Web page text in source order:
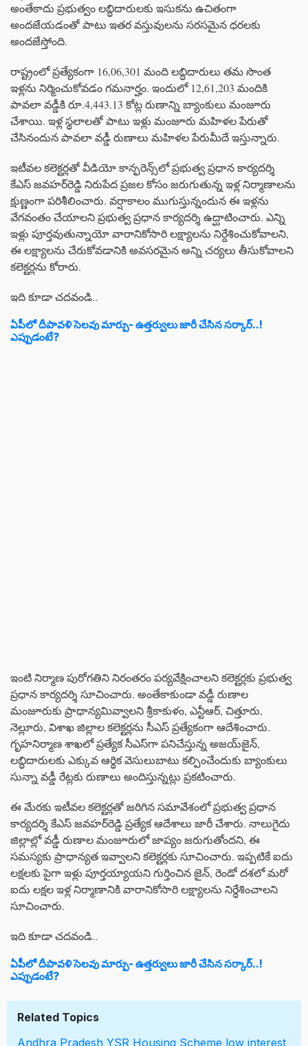
అంతేకాదు ప్రభుత్వం లబ్ధిదారులకు ఇసుకను ఉచితంగా
అందజేయడంతో పాటు ఇతర వస్తువులను సరసమైన ధరలకు
అందజేస్తోంది.
రాష్ట్రంలో ప్రత్యేకంగా 16,06,301 మంది లబ్ధిదారులు తమ సొంత
ఇళ్లను నిర్మించుకోవడం గమనార్హం. ఇందులో 12,61,203 మందికి
పావలా వడ్డీకి రూ.4,443.13 కోట్ల రుణాన్ని బ్యాంకులు మంజూరు
చేశాయి. ఇళ్ల స్థలాలతో పాటు ఇళ్లు మంజూరు మహిళల పేరుతో
చేసినందున పావలా వడ్డీ రుణాలు మహిళల పేరుమీదే ఇస్తున్నారు.
ఇటీవల కలెక్టర్లతో వీడియో కాన్ఫరెన్స్‌లో ప్రభుత్వ ప్రధాన కార్యదర్శి
కేఎస్‌ జవహర్‌రెడ్డి నిరుపేద ప్రజల కోసం జరుగుతున్న ఇళ్ల నిర్మాణాలను
క్షుణ్ణంగా పరిశీలించారు. వర్షాకాలం ముగుస్తున్నందున ఈ ఇళ్లను
వేగవంతం చేయాలని ప్రభుత్వ ప్రధాన కార్యదర్శి ఉద్ఘాటించారు. ఎన్ని
ఇళ్లు పూర్తవుతున్నాయో వారానికోసారి లక్ష్యాలను నిర్దేశించుకోవాలని,
ఈ లక్ష్యాలను చేరుకోవడానికి అవసరమైన అన్ని చర్యలు తీసుకోవాలని
కలెక్టర్లను కోరారు.
ఇది కూడా చదవండి..
ఏపీలో దీపావళి సెలవు మార్పు- ఉత్తర్వులు జారీ చేసిన సర్కార్..!
ఎప్పుడంటే?
ఇంటి నిర్మాణ పురోగతిని నిరంతరం పర్యవేక్షించాలని కలెక్టర్లకు ప్రభుత్వ
ప్రధాన కార్యదర్శి సూచించారు. అంతేకాకుండా వడ్డీ రుణాల
మంజూరుకు ప్రాధాన్యమివ్వాలని శ్రీకాకుళం, ఎన్టీఆర్, చిత్తూరు,
నెల్లూరు, విశాఖ జిల్లాల కలెక్టర్లను సీఎస్ ప్రత్యేకంగా ఆదేశించారు.
గృహనిర్మాణ శాఖలో ప్రత్యేక సీఎస్‌గా పనిచేస్తున్న అజయ్‌జైన్,
లబ్ధిదారులకు ఎక్కువ ఆర్థిక వెసులుబాటు కల్పించేందుకు బ్యాంకులు
సున్నా వడ్డీ రేట్లకు రుణాలు అందిస్తున్నట్లు ప్రకటించారు.
ఈ మేరకు ఇటీవల కలెక్టర్లతో జరిగిన సమావేశంలో ప్రభుత్వ ప్రధాన
కార్యదర్శి కేఎస్‌ జవహర్‌రెడ్డి ప్రత్యేక ఆదేశాలు జారీ చేశారు. నాలుగైదు
జిల్లాల్లో వడ్డీ రుణాల మంజూరులో జాప్యం జరుగుతోందని, ఈ
సమస్యకు ప్రాధాన్యత ఇవ్వాలని కలెక్టర్లకు సూచించారు. ఇప్పటికే ఐదు
లక్షలకు పైగా ఇళ్లు పూర్తయ్యాయని గుర్తించిన జైన్, రెండో దశలో మరో
ఐదు లక్షల ఇళ్ల నిర్మాణానికి వారానికోసారి లక్ష్యాలను నిర్ధేశించాలని
సూచించారు.
ఇది కూడా చదవండి..
ఏపీలో దీపావళి సెలవు మార్పు- ఉత్తర్వులు జారీ చేసిన సర్కార్..!
ఎప్పుడంటే?
Related Topics
Andhra Pradesh YSR Housing Scheme low interest